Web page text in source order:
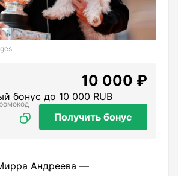
10 000 ₽
бонус до 10 000 RUB
Получить бонус
Андреева —